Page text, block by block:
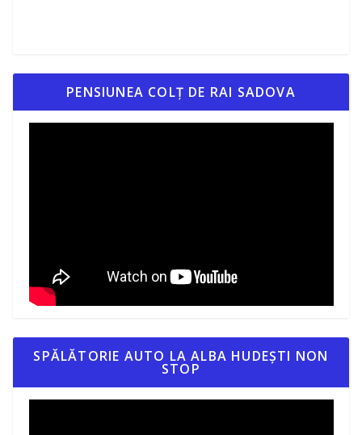
PENSIUNEA COLȚ DE RAI SADOVA
SPĂLĂTORIE AUTO LA ALBA HUDEȘTI NON
STOP